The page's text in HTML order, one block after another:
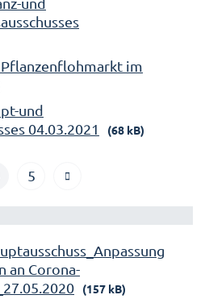
im
und
04.03.2021
(68 kB)
5
an Corona-
(157 kB)